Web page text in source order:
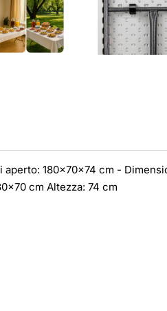
180x70x74 cm -
cm Altezza: 74 cm